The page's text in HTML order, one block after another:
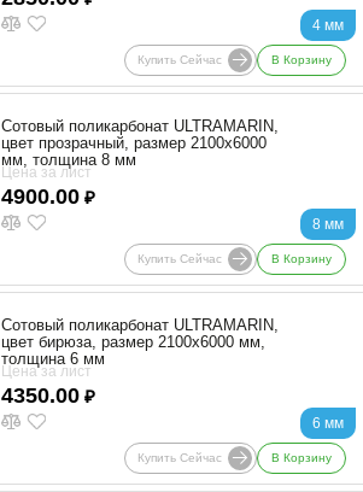
4 мм
Купить Сейчас В Корзину
8 мм
Сотовый поликарбонат ULTRAMARIN,
цвет прозрачный, размер 2100x6000
мм, толщина 8 мм
Цена за лист
4900.00 ₽
Купить Сейчас В Корзину
6 мм
Сотовый поликарбонат ULTRAMARIN,
цвет бирюза, размер 2100x6000 мм,
толщина 6 мм
Цена за лист
4350.00 ₽
Купить Сейчас В Корзину